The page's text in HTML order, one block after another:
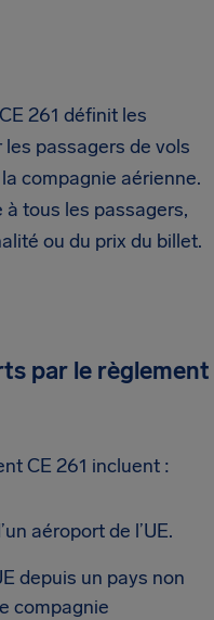
261 définit les
passagers de vols
compagnie aérienne.
tous les passagers,
ou du prix du billet.
par le règlement
CE 261 incluent :
aéroport de l’UE.
depuis un pays non
compagnie